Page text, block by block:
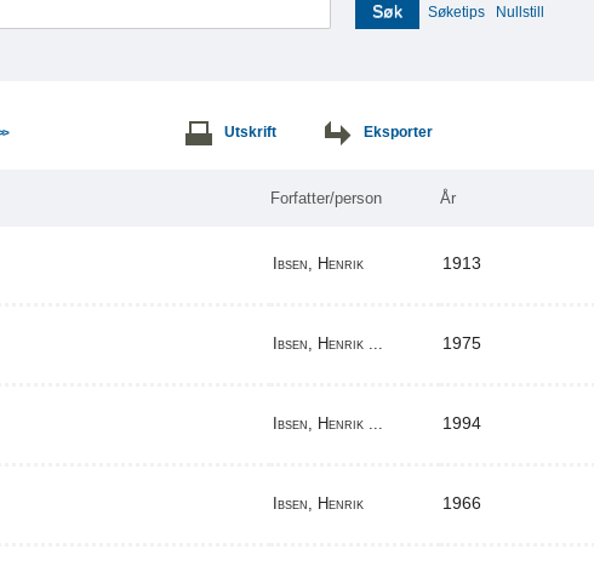
Søk Søketips Nullstill
Utskrift Eksporter
Forfatter/person År
Ibsen, Henrik 1913
Ibsen, Henrik ... 1975
Ibsen, Henrik ... 1994
Ibsen, Henrik 1966